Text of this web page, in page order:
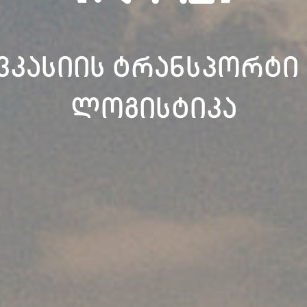
ლოგისტიკა